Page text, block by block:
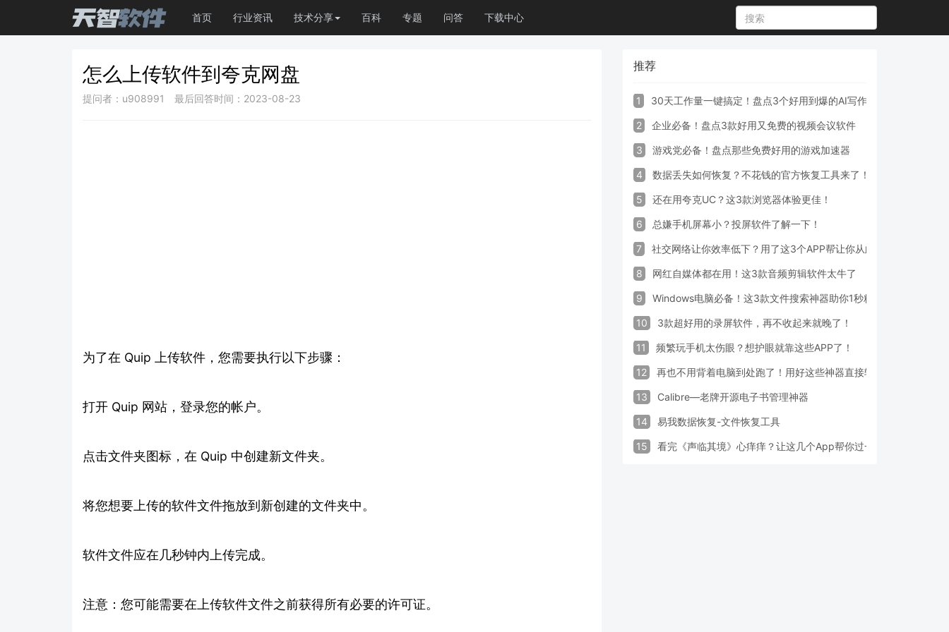
首页 行业资讯 技术分享 百科 专题 问答 下载中心
怎么上传软件到夸克网盘
提问者：u908991 最后回答时间：2023-08-23
为了在 Quip 上传软件，您需要执行以下步骤：
打开 Quip 网站，登录您的帐户。
点击文件夹图标，在 Quip 中创建新文件夹。
将您想要上传的软件文件拖放到新创建的文件夹中。
软件文件应在几秒钟内上传完成。
注意：您可能需要在上传软件文件之前获得所有必要的许可证。
推荐
1 30天工作量一键搞定！盘点3个好用到爆的AI写作生成器工具
2 企业必备！盘点3款好用又免费的视频会议软件
3 游戏党必备！盘点那些免费好用的游戏加速器
4 数据丢失如何恢复？不花钱的官方恢复工具来了！
5 还在用夸克UC？这3款浏览器体验更佳！
6 总嫌手机屏幕小？投屏软件了解一下！
7 社交网络让你效率低下？用了这3个APP帮让你从此戒掉手机！
8 网红自媒体都在用！这3款音频剪辑软件太牛了
9 Windows电脑必备！这3款文件搜索神器助你1秒精准定位文件
10 3款超好用的录屏软件，再不收起来就晚了！
11 频繁玩手机太伤眼？想护眼就靠这些APP了！
12 再也不用背着电脑到处跑了！用好这些神器直接轻松办公
13 Calibre—老牌开源电子书管理神器
14 易我数据恢复-文件恢复工具
15 看完《声临其境》心痒痒？让这几个App帮你过一把配音瘾